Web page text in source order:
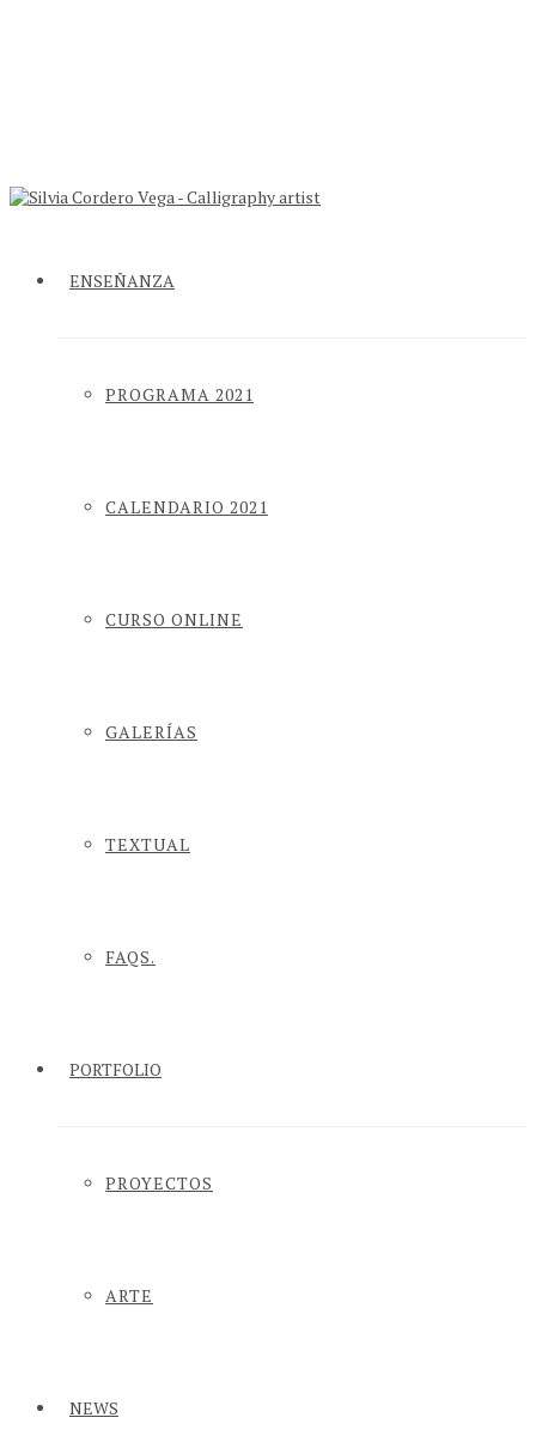
ENSEÑANZA
PROGRAMA 2021
CALENDARIO 2021
CURSO ONLINE
GALERÍAS
TEXTUAL
FAQS.
PORTFOLIO
PROYECTOS
ARTE
NEWS